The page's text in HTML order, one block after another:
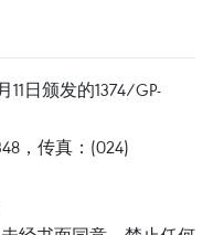
日颁发的1374/GP-
，传真：(024)